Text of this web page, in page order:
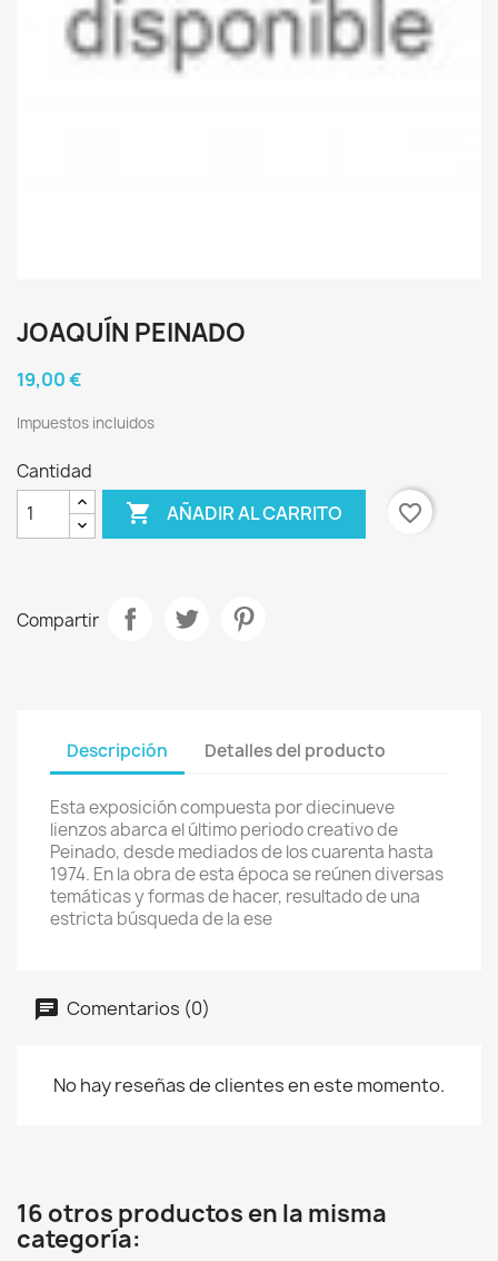
JOAQUÍN PEINADO
19,00 €
Impuestos incluidos
Cantidad
 AÑADIR AL CARRITO favorite_border
Compartir
Descripción Detalles del producto
Esta exposición compuesta por diecinueve
lienzos abarca el último periodo creativo de
Peinado, desde mediados de los cuarenta hasta
1974. En la obra de esta época se reúnen diversas
temáticas y formas de hacer, resultado de una
estricta búsqueda de la ese
Comentarios (0)
No hay reseñas de clientes en este momento.
16 otros productos en la misma
categoría: